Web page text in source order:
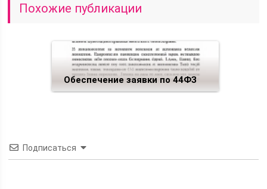
Похожие публикации
Обеспечение заявки по 44ФЗ
Подписаться